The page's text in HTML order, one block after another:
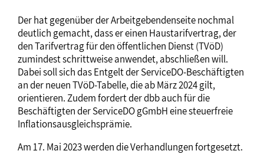
Der hat gegenüber der Arbeitgebendenseite nochmal
deutlich gemacht, dass er einen Haustarifvertrag, der
den Tarifvertrag für den öffentlichen Dienst (TVöD)
zumindest schrittweise anwendet, abschließen will.
Dabei soll sich das Entgelt der ServiceDO-Beschäftigten
an der neuen TVöD-Tabelle, die ab März 2024 gilt,
orientieren. Zudem fordert der dbb auch für die
Beschäftigten der ServiceDO gGmbH eine steuerfreie
Inflationsausgleichsprämie.
Am 17. Mai 2023 werden die Verhandlungen fortgesetzt.